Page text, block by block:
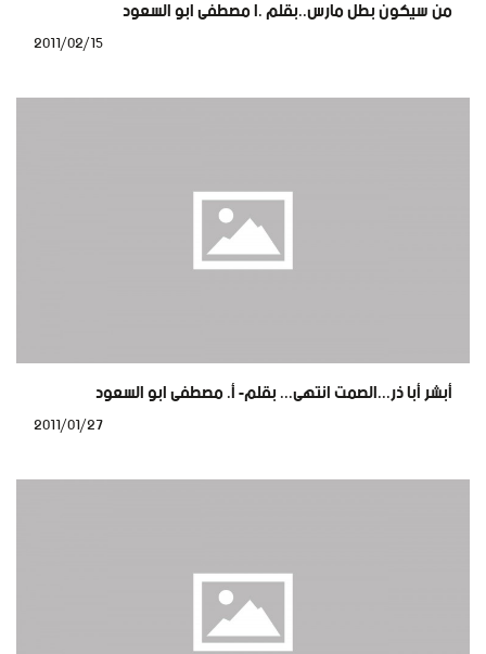
من سيكون بطل مارس..بقلم .ا مصطفى ابو السعود
أبشر أبا ذر...الصمت انتهى... بقلم- أ. مصطفى ابو السعود